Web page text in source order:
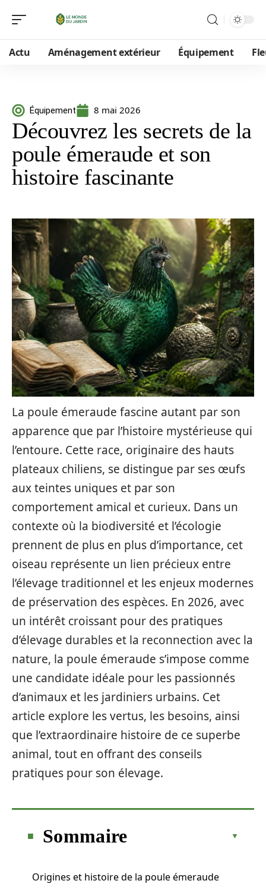
Actu Aménagement extérieur Équipement
Équipement 8 mai 2026
Découvrez les secrets de la
poule émeraude et son
histoire fascinante
La poule émeraude fascine autant par son
apparence que par l’histoire mystérieuse qui
l’entoure. Cette race, originaire des hauts
plateaux chiliens, se distingue par ses œufs
aux teintes uniques et par son
comportement amical et curieux. Dans un
contexte où la biodiversité et l’écologie
prennent de plus en plus d’importance, cet
oiseau représente un lien précieux entre
l’élevage traditionnel et les enjeux modernes
de préservation des espèces. En 2026, avec
un intérêt croissant pour des pratiques
d’élevage durables et la reconnection avec la
nature, la poule émeraude s’impose comme
une candidate idéale pour les passionnés
d’animaux et les jardiniers urbains. Cet
article explore les vertus, les besoins, ainsi
que l’extraordinaire histoire de ce superbe
animal, tout en offrant des conseils
pratiques pour son élevage.
Sommaire
Origines et histoire de la poule émeraude